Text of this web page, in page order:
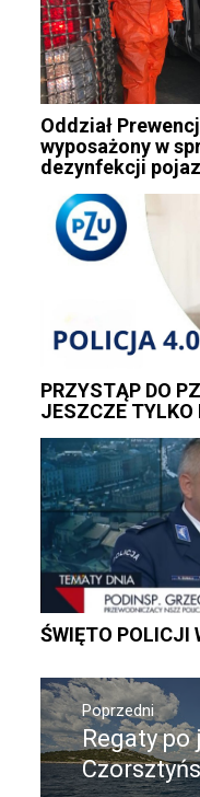
Oddział
wyposażony w
dezynfekcji
PRZYSTĄP DO
JESZCZE TYLKO
ŚWIĘTO POLICJI
Nawigacja
wpisuPoprzedni
Poprzedni
wpis:
Regaty po